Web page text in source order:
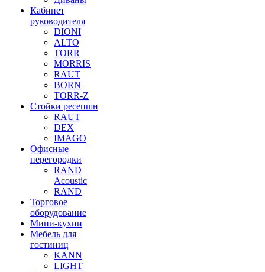
Кабинет
руководителя
DIONI
ALTO
TORR
MORRIS
RAUT
BORN
TORR-Z
Стойки ресепшн
RAUT
DEX
IMAGO
Офисные
перегородки
RAND
Acoustic
RAND
Торговое
оборудование
Мини-кухни
Мебель для
гостиниц
KANN
LIGHT